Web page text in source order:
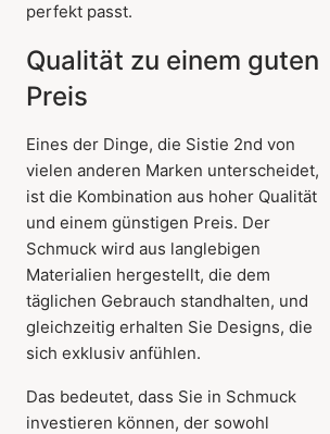
perfekt passt.
Qualität zu einem guten
Preis
Eines der Dinge, die Sistie 2nd von
vielen anderen Marken unterscheidet,
ist die Kombination aus hoher Qualität
und einem günstigen Preis. Der
Schmuck wird aus langlebigen
Materialien hergestellt, die dem
täglichen Gebrauch standhalten, und
gleichzeitig erhalten Sie Designs, die
sich exklusiv anfühlen.
Das bedeutet, dass Sie in Schmuck
investieren können, der sowohl